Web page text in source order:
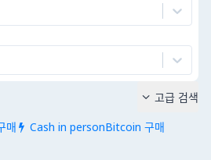
매  Cash in personBitcoin 구매
 고급 검색